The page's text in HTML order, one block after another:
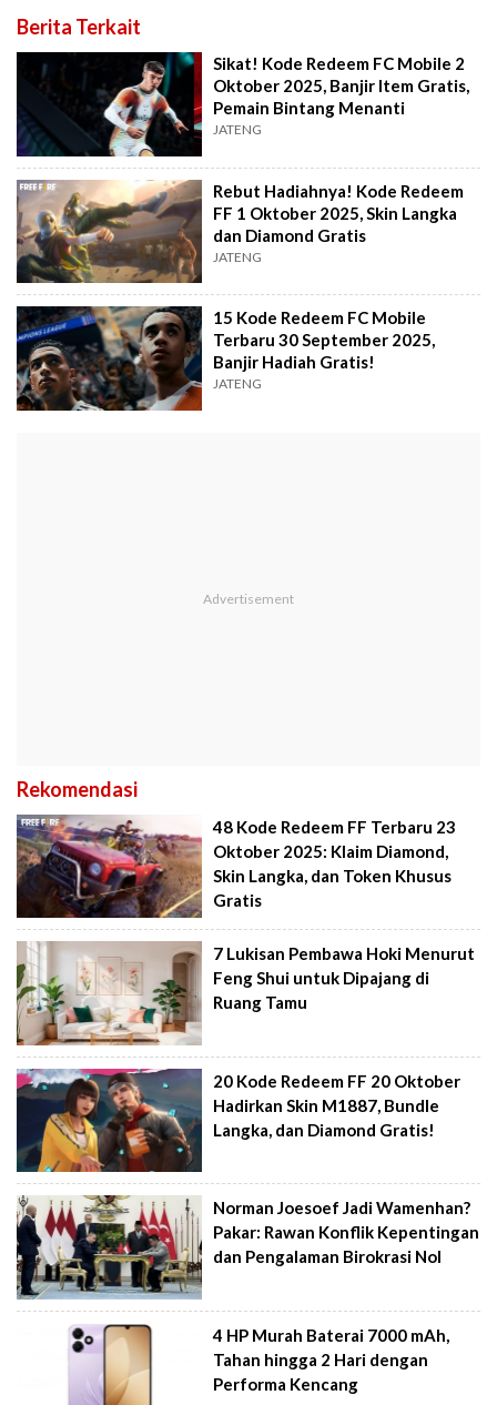
Berita Terkait
Sikat! Kode Redeem FC Mobile 2
Oktober 2025, Banjir Item Gratis,
Pemain Bintang Menanti
JATENG
Rebut Hadiahnya! Kode Redeem
FF 1 Oktober 2025, Skin Langka
dan Diamond Gratis
JATENG
15 Kode Redeem FC Mobile
Terbaru 30 September 2025,
Banjir Hadiah Gratis!
JATENG
Rekomendasi
48 Kode Redeem FF Terbaru 23
Oktober 2025: Klaim Diamond,
Skin Langka, dan Token Khusus
Gratis
7 Lukisan Pembawa Hoki Menurut
Feng Shui untuk Dipajang di
Ruang Tamu
20 Kode Redeem FF 20 Oktober
Hadirkan Skin M1887, Bundle
Langka, dan Diamond Gratis!
Norman Joesoef Jadi Wamenhan?
Pakar: Rawan Konflik Kepentingan
dan Pengalaman Birokrasi Nol
4 HP Murah Baterai 7000 mAh,
Tahan hingga 2 Hari dengan
Performa Kencang